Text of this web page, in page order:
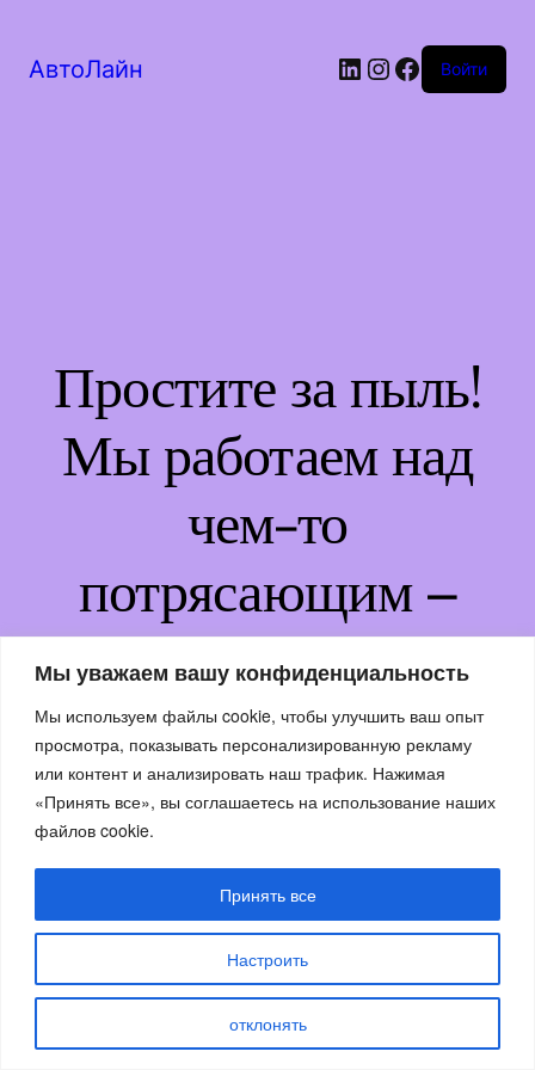
Мы уважаем вашу конфиденциальность
Мы используем файлы cookie, чтобы улучшить ваш опыт
просмотра, показывать персонализированную рекламу
или контент и анализировать наш трафик. Нажимая
«Принять все», вы соглашаетесь на использование наших
файлов cookie.
Настроить
отклонять
Принять все
АвтоЛайн LinkedIn
Instagram
Facebook
Войти
Простите за пыль!
Мы работаем над
чем-то
потрясающим –
возвращайтесь
немного позже!